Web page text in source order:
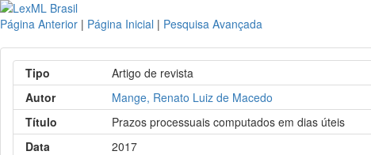
Página Anterior | Página Inicial | Pesquisa Avançada
Tipo
Artigo de revista
Autor
Mange, Renato Luiz de Macedo
Título
Prazos processuais computados em dias úteis
Data
2017